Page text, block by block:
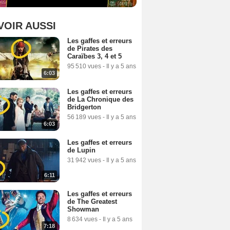
AUSSI
6:03
Les gaffes et erreurs
de Pirates des
Caraïbes 3, 4 et 5
95 510 vues - Il y a 5 ans
6:03
Les gaffes et erreurs
de La Chronique des
Bridgerton
56 189 vues - Il y a 5 ans
6:11
Les gaffes et erreurs
de Lupin
31 942 vues - Il y a 5 ans
7:18
Les gaffes et erreurs
de The Greatest
Showman
8 634 vues - Il y a 5 ans